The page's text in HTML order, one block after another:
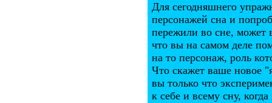
Для сегодняшнего
персонажей сна и
пережили во сне, может
что вы на самом деле
на то персонаж, роль
Что скажет ваше новое
вы только что
к себе и всему сну,